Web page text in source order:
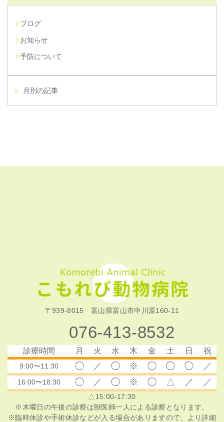
ブログ
お知らせ
予防について
〒939-8015 富山県富山市中川原160-11
076-413-8532
診療時間 月 火 水 木 金 土 日 祝
9:00〜11:30 ◯ ／ ◯ ※ ◯ ◯ ◯ ／
16:00〜18:30 ◯ ／ ◯ ※ ◯ △ ／ ／
△15:00-17:30
※木曜日の午後の診察は獣医師一人による診察となります。
※臨時休診や手術休診などが入る場合がありますので、より詳細